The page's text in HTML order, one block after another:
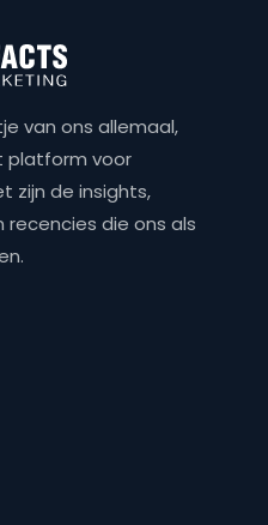
van ons allemaal,
platform voor
zijn de insights,
die ons als